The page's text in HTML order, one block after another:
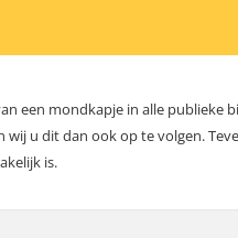
een mondkapje in alle publieke
u dit dan ook op te volgen.
is.